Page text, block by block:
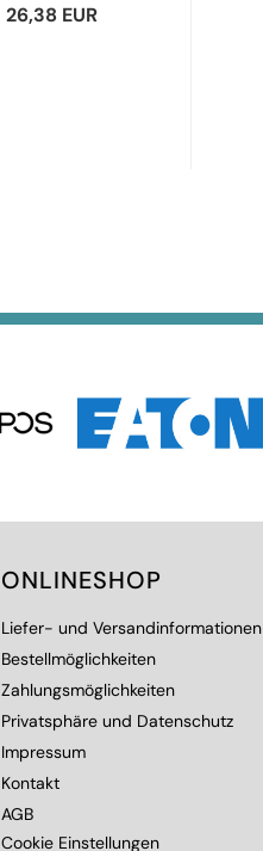
26,38 EUR
ONLINESHOP
Liefer- und Versandinformationen
Bestellmöglichkeiten
Zahlungsmöglichkeiten
Privatsphäre und Datenschutz
Impressum
Kontakt
AGB
Cookie Einstellungen